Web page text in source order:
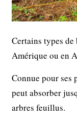
Certains types
Amérique ou en
Connue pour ses
peut absorber
arbres feuillus.